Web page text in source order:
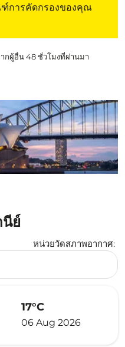
ฑ์การคัดกรองของคุณ
กผู้อื่น 48 ชั่วโมงที่ผ่านมา
ย์
หน่วยวัดสภาพอากาศ:
17°C
06 Aug 2026